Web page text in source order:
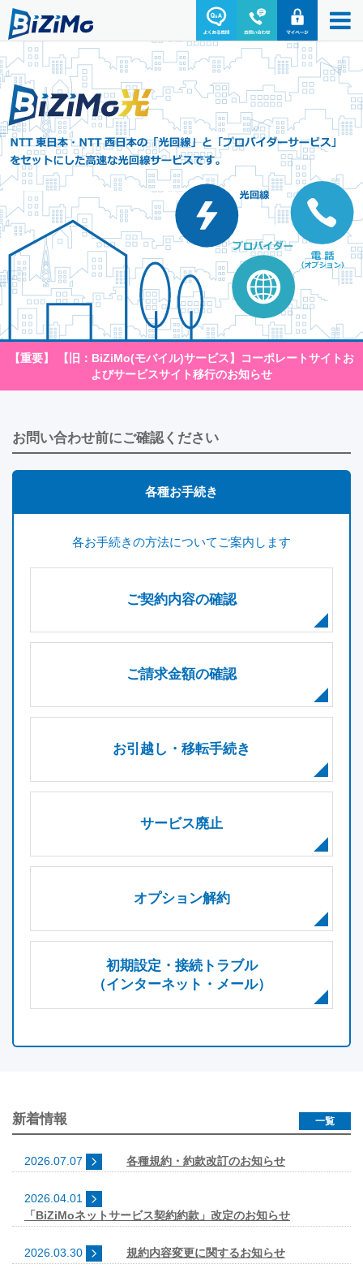
【重要】 【旧：BiZiMo(モバイル)サービス】コーポレートサイトお
よびサービスサイト移行のお知らせ
お問い合わせ前にご確認ください
各種お手続き
各お手続きの方法についてご案内します
ご契約内容の確認
ご請求金額の確認
お引越し・移転手続き
サービス廃止
オプション解約
初期設定・接続トラブル
（インターネット・メール）
新着情報 一覧
2026.07.07 各種規約・約款改訂のお知らせ
2026.04.01
「BiZiMoネットサービス契約約款」改定のお知らせ
2026.03.30 規約内容変更に関するお知らせ